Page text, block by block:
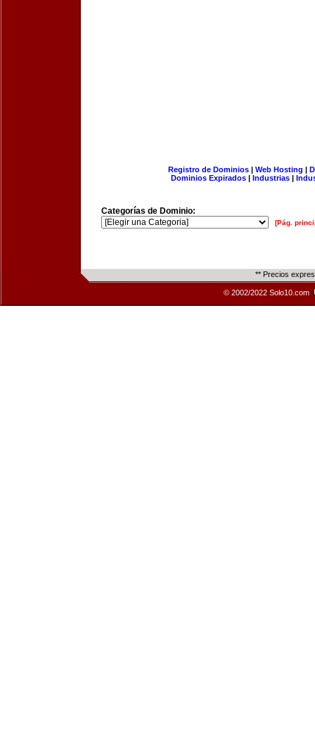
Registro de Dominios| Web Hosting |
Dominios Expirados | Industrias |
Categorías de Dominio:
[Pág.
** Precios
© 2002/2022 Solo10.com